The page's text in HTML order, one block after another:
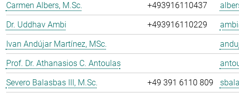
Carmen Albers, M.Sc.
+493916110437
Dr. Uddhav Ambi
+493916110229
Ivan Andújar Martínez, MSc.
Prof. Dr. Athanasios C. Antoulas
Severo Balasbas III, M.Sc.
+49 391 6110 809